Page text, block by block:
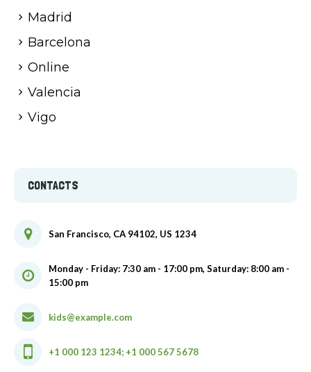
Madrid
Barcelona
Online
Valencia
Vigo
CONTACTS
San Francisco, CA 94102, US 1234
Monday - Friday: 7:30 am - 17:00 pm, Saturday: 8:00 am -
15:00 pm
kids@example.com
+1 000 123 1234; +1 000 567 5678